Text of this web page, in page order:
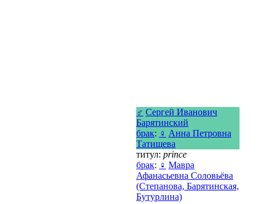
♂ Сергей Иванович
Барятинский
брак: ♀ Анна Петровна
Татищева
титул: prince
брак: ♀ Мавра
Афанасьевна Соловьёва
(Степанова, Барятинская,
Бутурлина)